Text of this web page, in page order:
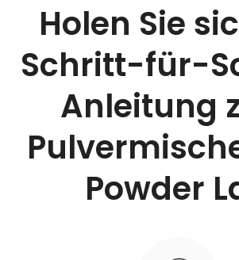
Holen Sie
Schritt-für-
Anleitung
Powder